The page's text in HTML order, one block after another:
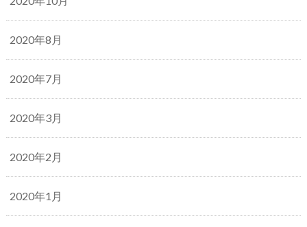
2020年8月
2020年7月
2020年3月
2020年2月
2020年1月